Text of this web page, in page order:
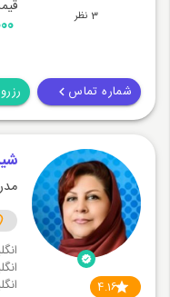
3 نظر
شماره تماس
4.16